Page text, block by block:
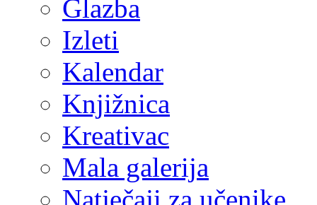
Glazba
Izleti
Kalendar
Knjižnica
Kreativac
Mala galerija